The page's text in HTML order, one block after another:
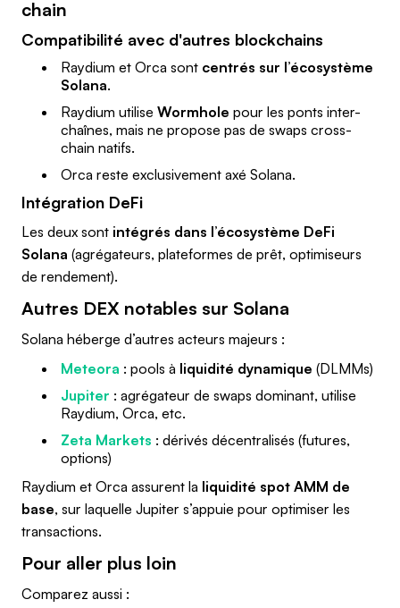
chain
Compatibilité avec d'autres blockchains
Raydium et Orca sont centrés sur l’écosystème
Solana.
Raydium utilise Wormhole pour les ponts inter-
chaînes, mais ne propose pas de swaps cross-
chain natifs.
Orca reste exclusivement axé Solana.
Intégration DeFi
Les deux sont intégrés dans l’écosystème DeFi
Solana (agrégateurs, plateformes de prêt, optimiseurs
de rendement).
Autres DEX notables sur Solana
Solana héberge d’autres acteurs majeurs :
Meteora : pools à liquidité dynamique (DLMMs)
Jupiter : agrégateur de swaps dominant, utilise
Raydium, Orca, etc.
Zeta Markets : dérivés décentralisés (futures,
options)
Raydium et Orca assurent la liquidité spot AMM de
base, sur laquelle Jupiter s’appuie pour optimiser les
transactions.
Pour aller plus loin
Comparez aussi :